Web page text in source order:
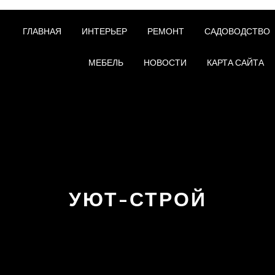
ГЛАВНАЯ ИНТЕРЬЕР РЕМОНТ САДОВОДСТВО
МЕБЕЛЬ НОВОСТИ КАРТА САЙТА
УЮТ-СТРОЙ